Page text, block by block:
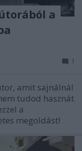
a
1
amit sajnálnál
tudod hasznát
a
megoldást!